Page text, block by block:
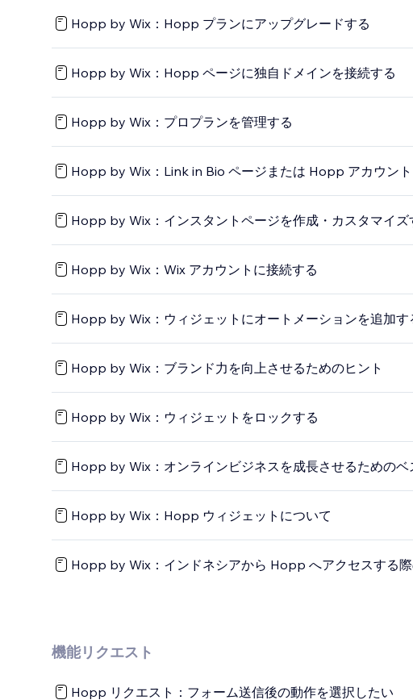
Hopp by Wix：Hopp プランにアップグレードする
Hopp by Wix：Hopp ページに独自ドメインを接続する
Hopp by Wix：プロプランを管理する
Hopp by Wix：Link in Bio ページまたは Hopp アカウン
Hopp by Wix：インスタントページを作成・カスタマイズ
Hopp by Wix：Wix アカウントに接続する
Hopp by Wix：ウィジェットにオートメーションを追加す
Hopp by Wix：ブランド力を向上させるためのヒント
Hopp by Wix：ウィジェットをロックする
Hopp by Wix：オンラインビジネスを成長させるためのベ
Hopp by Wix：Hopp ウィジェットについて
Hopp by Wix：インドネシアから Hopp へアクセスする
機能リクエスト
Hopp リクエスト：フォーム送信後の動作を選択したい